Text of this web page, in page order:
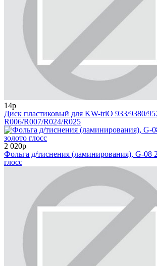
14р
Диск пластиковый для KW-triO 933/9380/
R006/R007/R024/R025
2 020р
Фольга д/тиснения (ламинирования), G-08
глосс